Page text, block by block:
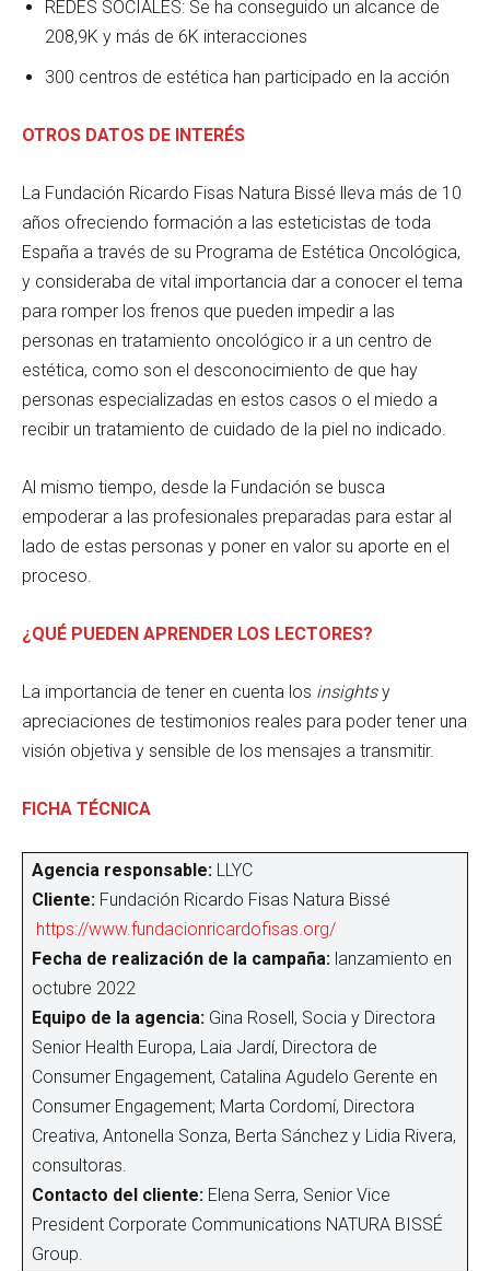
REDES SOCIALES: Se ha conseguido un alcance de
208,9K y más de 6K interacciones
300 centros de estética han participado en la acción
OTROS DATOS DE INTERÉS
La Fundación Ricardo Fisas Natura Bissé lleva más de 10
años ofreciendo formación a las esteticistas de toda
España a través de su Programa de Estética Oncológica,
y consideraba de vital importancia dar a conocer el tema
para romper los frenos que pueden impedir a las
personas en tratamiento oncológico ir a un centro de
estética, como son el desconocimiento de que hay
personas especializadas en estos casos o el miedo a
recibir un tratamiento de cuidado de la piel no indicado.
Al mismo tiempo, desde la Fundación se busca
empoderar a las profesionales preparadas para estar al
lado de estas personas y poner en valor su aporte en el
proceso.
¿QUÉ PUEDEN APRENDER LOS LECTORES?
La importancia de tener en cuenta los insightsy
apreciaciones de testimonios reales para poder tener una
visión objetiva y sensible de los mensajes a transmitir.
FICHA TÉCNICA
Agencia responsable: LLYC
Cliente: Fundación Ricardo Fisas Natura Bissé
https://www.fundacionricardofisas.org/
Fecha de realización de la campaña: lanzamiento en
octubre 2022
Equipo de la agencia: Gina Rosell, Socia y Directora
Senior Health Europa, Laia Jardí, Directora de
Consumer Engagement, Catalina Agudelo Gerente en
Consumer Engagement; Marta Cordomí, Directora
Creativa, Antonella Sonza, Berta Sánchez y Lidia Rivera,
consultoras.
Contacto del cliente: Elena Serra, Senior Vice
President Corporate Communications NATURA BISSÉ
Group.